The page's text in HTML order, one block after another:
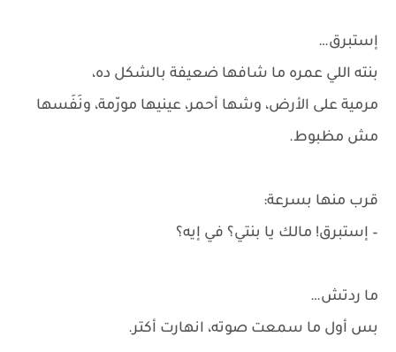
إستبرق…
بنته اللي عمره ما شافها ضعيفة بالشكل ده،
مرمية على الأرض، وشها أحمر، عينيها مورّمة، ونَفَسها
مش مظبوط.
قرب منها بسرعة:
– إستبرق! مالك يا بنتي؟ في إيه؟
ما ردتش…
بس أول ما سمعت صوته، انهارت أكتر.